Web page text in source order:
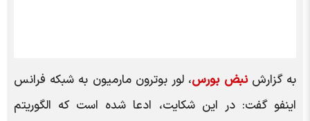
به گزارشنبض بورس، لور بوترون مارمیون به شبکه فرانس
اینفو گفت: در این شکایت، ادعا شده است که الگوریتم